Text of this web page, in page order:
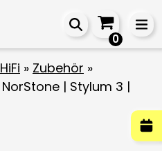
0
HiFi » Zubehör »
NorStone | Stylum 3 |